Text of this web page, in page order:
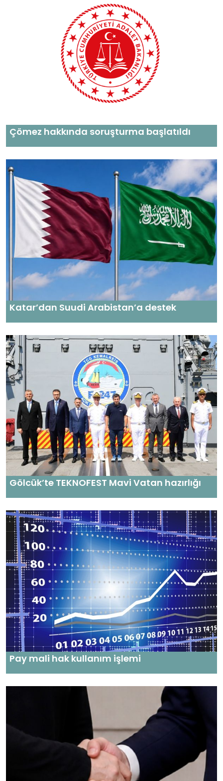
Çömez hakkında soruşturma başlatıldı
Katar’dan Suudi Arabistan’a destek
Gölcük’te TEKNOFEST Mavi Vatan hazırlığı
Pay mali hak kullanım işlemi